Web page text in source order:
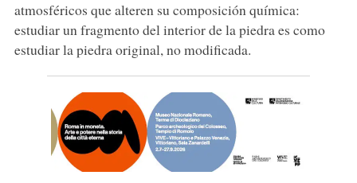
atmosféricos que alteren su composición química:
estudiar un fragmento del interior de la piedra es como
estudiar la piedra original, no modificada.